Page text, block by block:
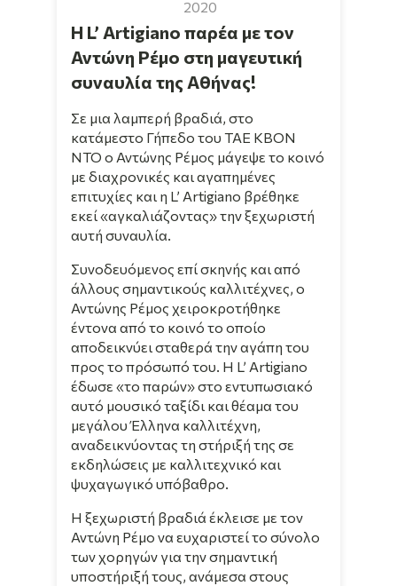
2020
Η L’ Artigiano παρέα με τον
Αντώνη Ρέμο στη μαγευτική
συναυλία της Αθήνας!
Σε μια λαμπερή βραδιά, στο
κατάμεστο Γήπεδο του ΤΑΕ ΚΒΟΝ
ΝΤΟ ο Αντώνης Ρέμος μάγεψε το κοινό
με διαχρονικές και αγαπημένες
επιτυχίες και η L’ Artigiano βρέθηκε
εκεί «αγκαλιάζοντας» την ξεχωριστή
αυτή συναυλία.
Συνοδευόμενος επί σκηνής και από
άλλους σημαντικούς καλλιτέχνες, ο
Αντώνης Ρέμος χειροκροτήθηκε
έντονα από το κοινό το οποίο
αποδεικνύει σταθερά την αγάπη του
προς το πρόσωπό του. Η L’ Artigiano
έδωσε «το παρών» στο εντυπωσιακό
αυτό μουσικό ταξίδι και θέαμα του
μεγάλου Έλληνα καλλιτέχνη,
αναδεικνύοντας τη στήριξή της σε
εκδηλώσεις με καλλιτεχνικό και
ψυχαγωγικό υπόβαθρο.
Η ξεχωριστή βραδιά έκλεισε με τον
Αντώνη Ρέμο να ευχαριστεί το σύνολο
των χορηγών για την σημαντική
υποστήριξή τους, ανάμεσα στους